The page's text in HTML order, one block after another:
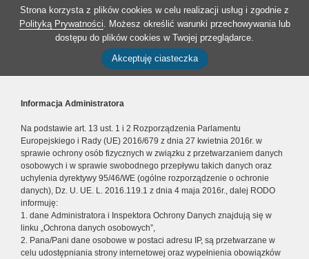
Strona korzysta z plików cookies w celu realizacji usług i zgodnie z
Polityką Prywatności. Możesz określić warunki przechowywania lub
dostępu do plików cookies w Twojej przeglądarce.
Akceptuję ciasteczka
Informacja Administratora
Na podstawie art. 13 ust. 1 i 2 Rozporządzenia Parlamentu
Europejskiego i Rady (UE) 2016/679 z dnia 27 kwietnia 2016r. w
sprawie ochrony osób fizycznych w związku z przetwarzaniem danych
osobowych i w sprawie swobodnego przepływu takich danych oraz
uchylenia dyrektywy 95/46/WE (ogólne rozporządzenie o ochronie
danych), Dz. U. UE. L. 2016.119.1 z dnia 4 maja 2016r., dalej RODO
informuję:
1. dane Administratora i Inspektora Ochrony Danych znajdują się w
linku „Ochrona danych osobowych”,
2. Pana/Pani dane osobowe w postaci adresu IP, są przetwarzane w
celu udostępniania strony internetowej oraz wypełnienia obowiązków